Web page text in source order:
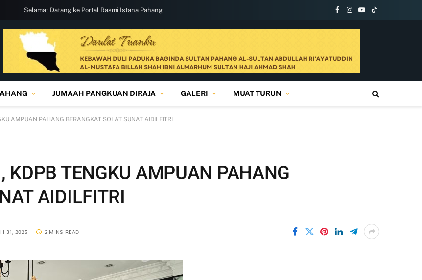
Selamat Datang ke Portal Rasmi Istana Pahang
Facebook
Instagram
YouTube
TikTok
JUMAAH PANGKUAN DIRAJA GALERI MUAT TURUN
AMPUAN PAHANG BERANGKAT SOLAT SUNAT AIDILFITRI
KDPB TENGKU AMPUAN PAHANG
AIDILFITRI
31, 2025 2 MINS READ